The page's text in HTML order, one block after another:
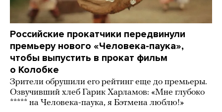
Российские прокатчики передвинули
премьеру нового «Человека-паука»,
чтобы выпустить в прокат фильм
о Колобке
Зрители обрушили его рейтинг еще до премьеры.
Озвучивший хлеб Гарик Харламов: «Мне глубоко
***** на Человека-паука, я Бэтмена люблю!»